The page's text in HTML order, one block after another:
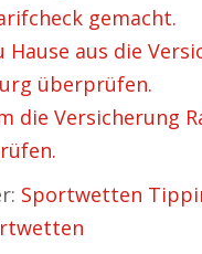
gemacht.
Hause aus die
überprüfen.
die Versicherung
Sportwetten